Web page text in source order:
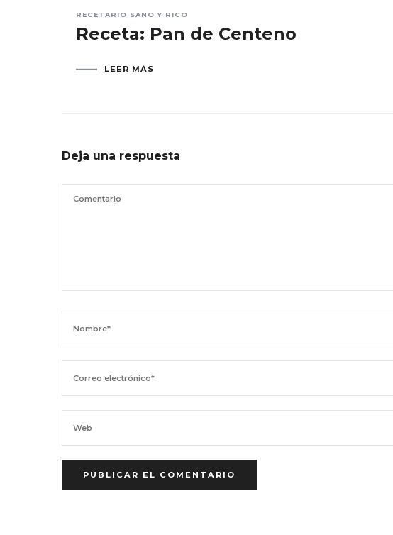
RECETARIO SANO Y RICO
Receta: Pan de Centeno
LEER MÁS
Deja una respuesta